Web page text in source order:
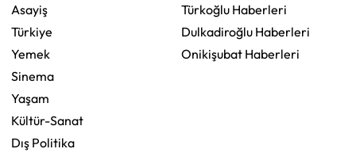
Asayiş
Türkiye
Yemek
Sinema
Yaşam
Kültür-Sanat
Dış Politika
Türkoğlu Haberleri
Dulkadiroğlu Haberleri
Onikişubat Haberleri